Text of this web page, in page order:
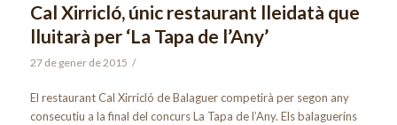
Cal Xirricló, únic restaurant lleidatà que
lluitarà per ‘La Tapa de l’Any’
27 de gener de 2015 /
El restaurant Cal Xirricló de Balaguer competirà per segon any
consecutiu a la final del concurs La Tapa de l’Any. Els balaguerins